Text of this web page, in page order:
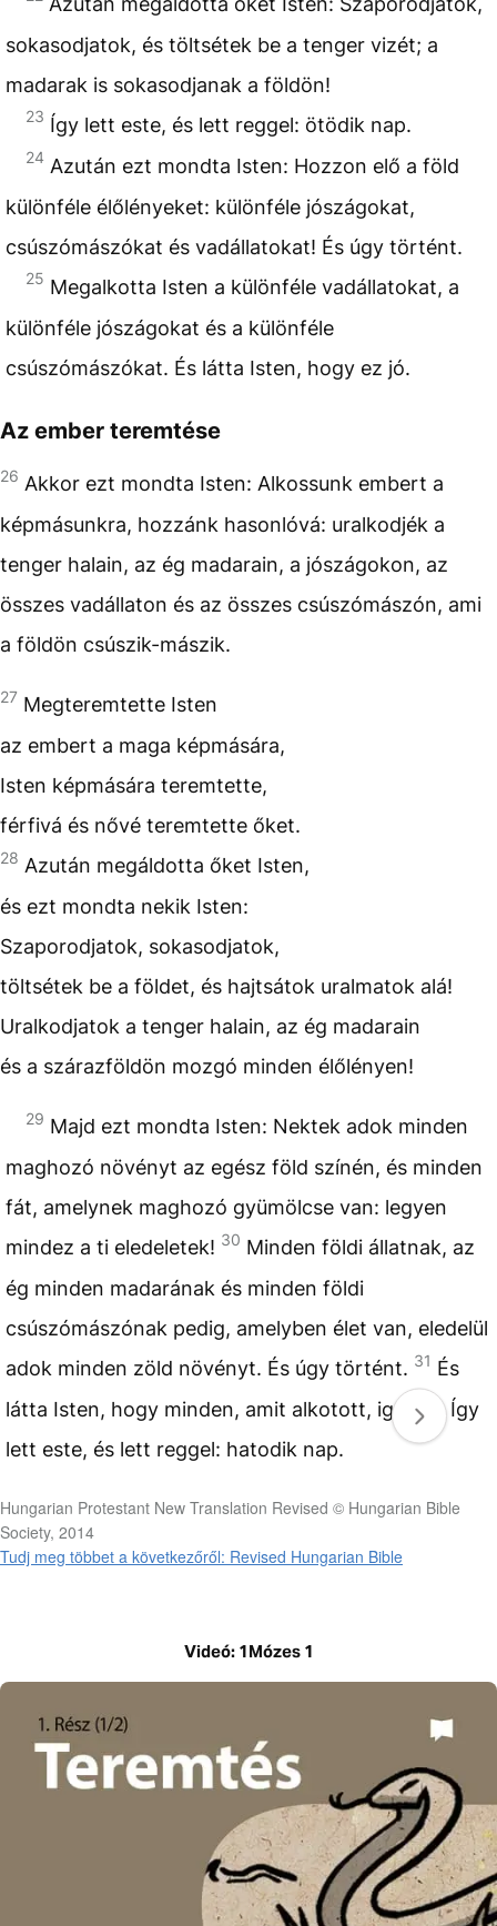
sokasodjatok, és töltsétek be a tenger vizét; a
madarak is sokasodjanak a földön!
23 Így lett este, és lett reggel: ötödik nap.
24 Azután ezt mondta Isten: Hozzon elő a föld
különféle élőlényeket: különféle jószágokat,
csúszómászókat és vadállatokat! És úgy történt.
25 Megalkotta Isten a különféle vadállatokat, a
különféle jószágokat és a különféle
csúszómászókat. És látta Isten, hogy ez jó.
Az ember teremtése
26 Akkor ezt mondta Isten: Alkossunk embert a
képmásunkra, hozzánk hasonlóvá: uralkodjék a
tenger halain, az ég madarain, a jószágokon, az
összes vadállaton és az összes csúszómászón, ami
a földön csúszik-mászik.
27 Megteremtette Isten
az embert a maga képmására,
Isten képmására teremtette,
férfivá és nővé teremtette őket.
28 Azután megáldotta őket Isten,
és ezt mondta nekik Isten:
Szaporodjatok, sokasodjatok,
töltsétek be a földet, és hajtsátok uralmatok alá!
Uralkodjatok a tenger halain, az ég madarain
és a szárazföldön mozgó minden élőlényen!
29 Majd ezt mondta Isten: Nektek adok minden
maghozó növényt az egész föld színén, és minden
fát, amelynek maghozó gyümölcse van: legyen
mindez a ti eledeletek! 30 Minden földi állatnak, az
ég minden madarának és minden földi
csúszómászónak pedig, amelyben élet van, eledelül
adok minden zöld növényt. És úgy történt. 31 És
látta Isten, hogy minden, amit alkotott, igen jó. Így
lett este, és lett reggel: hatodik nap.
Hungarian Protestant New Translation Revised © Hungarian Bible
Society, 2014
Tudj meg többet a következőről: Revised Hungarian Bible
Videó: 1Mózes 1